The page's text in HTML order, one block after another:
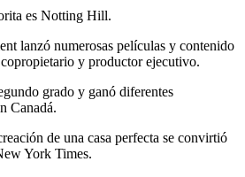
es Notting Hill.
lanzó numerosas películas y contenido
y productor ejecutivo.
grado y ganó diferentes
Canadá.
de una casa perfecta se convirtió
York Times.